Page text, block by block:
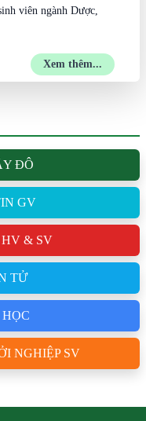
viên ngành Dược,
Xem thêm...
ĐÔ
GV
& SV
TỬ
NGHIỆP SV